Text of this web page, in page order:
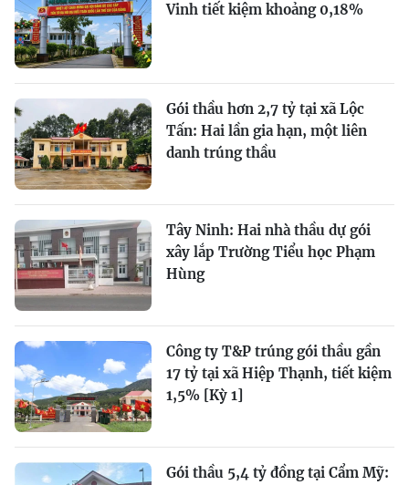
Vinh tiết kiệm khoảng 0,18%
Gói thầu hơn 2,7 tỷ tại xã Lộc
Tấn: Hai lần gia hạn, một liên
danh trúng thầu
Tây Ninh: Hai nhà thầu dự gói
xây lắp Trường Tiểu học Phạm
Hùng
Công ty T&P trúng gói thầu gần
17 tỷ tại xã Hiệp Thạnh, tiết kiệm
1,5% [Kỳ 1]
Gói thầu 5,4 tỷ đồng tại Cẩm Mỹ: